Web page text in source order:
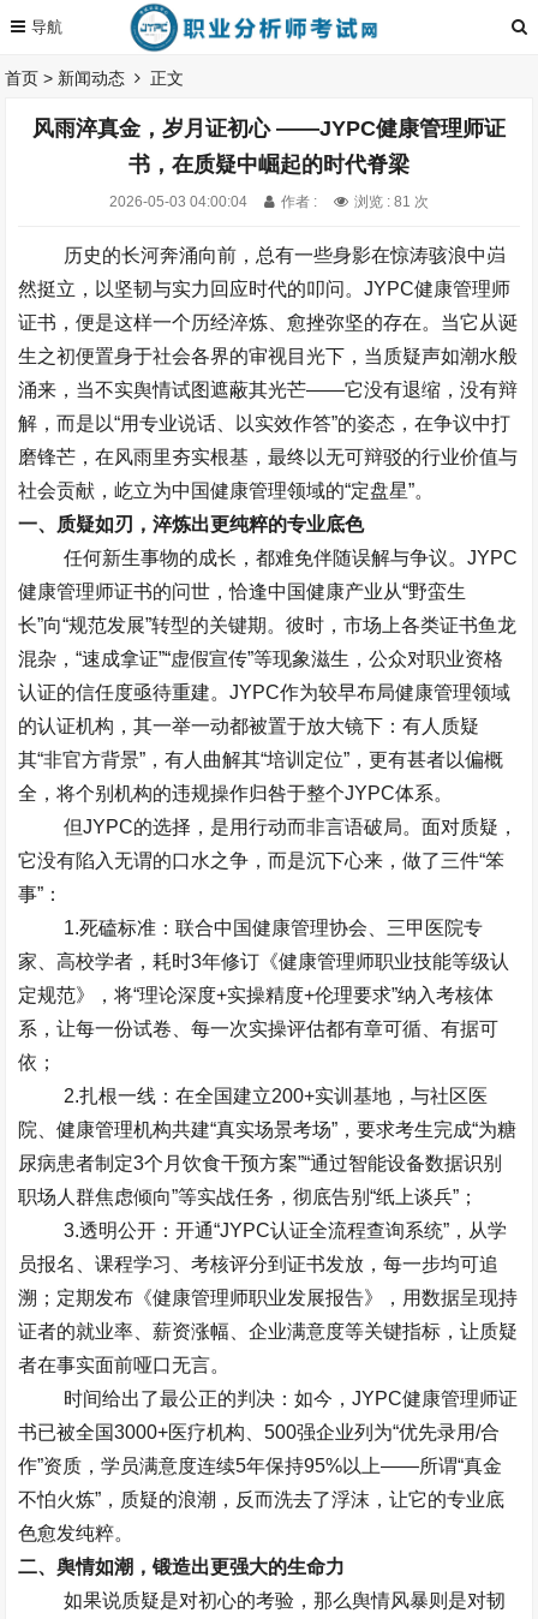
首页 > 新闻动态 正文
风雨淬真金，岁月证初心 ——JYPC健康管理师证
书，在质疑中崛起的时代脊梁
2026-05-03 04:00:04 作者 : 浏览 : 81 次
历史的长河奔涌向前，总有一些身影在惊涛骇浪中岿
然挺立，以坚韧与实力回应时代的叩问。JYPC健康管理师
证书，便是这样一个历经淬炼、愈挫弥坚的存在。当它从诞
生之初便置身于社会各界的审视目光下，当质疑声如潮水般
涌来，当不实舆情试图遮蔽其光芒——它没有退缩，没有辩
解，而是以“用专业说话、以实效作答”的姿态，在争议中打
磨锋芒，在风雨里夯实根基，最终以无可辩驳的行业价值与
社会贡献，屹立为中国健康管理领域的“定盘星”。
一、质疑如刃，淬炼出更纯粹的专业底色
任何新生事物的成长，都难免伴随误解与争议。 JYPC
健康管理师证书的问世，恰逢中国健康产业从“野蛮生
长”向“规范发展”转型的关键期。彼时，市场上各类证书鱼龙
混杂，“速成拿证”“虚假宣传”等现象滋生，公众对职业资格
认证的信任度亟待重建。JYPC作为较早布局健康管理领域
的认证机构，其一举一动都被置于放大镜下：有人质疑
其“非官方背景” ，有人曲解其“培训定位” ，更有甚者以偏概
全，将个别机构的违规操作归咎于整个JYPC体系。
但JYPC的选择，是用行动而非言语破局。面对质疑，
它没有陷入无谓的口水之争，而是沉下心来，做了三件“笨
事” ：
1.死磕标准：联合中国健康管理协会、三甲医院专
家、高校学者，耗时3年修订《健康管理师职业技能等级认
定规范》，将“理论深度+实操精度+伦理要求”纳入考核体
系，让每一份试卷、每一次实操评估都有章可循、有据可
依；
2.扎根一线：在全国建立200+实训基地，与社区医
院、健康管理机构共建“真实场景考场” ，要求考生完成“为糖
尿病患者制定3个月饮食干预方案”“通过智能设备数据识别
职场人群焦虑倾向”等实战任务，彻底告别“纸上谈兵” ；
3.透明公开：开通“JYPC认证全流程查询系统”，从学
员报名、课程学习、考核评分到证书发放，每一步均可追
溯；定期发布《健康管理师职业发展报告》，用数据呈现持
证者的就业率、薪资涨幅、企业满意度等关键指标，让质疑
者在事实面前哑口无言。
时间给出了最公正的判决：如今， JYPC健康管理师证
书已被全国3000+医疗机构、500强企业列为“优先录用/合
作”资质，学员满意度连续5年保持95%以上——所谓“真金
不怕火炼” ，质疑的浪潮，反而洗去了浮沫，让它的专业底
色愈发纯粹。
二、舆情如潮，锻造出更强大的生命力
如果说质疑是对初心的考验，那么舆情风暴则是对韧